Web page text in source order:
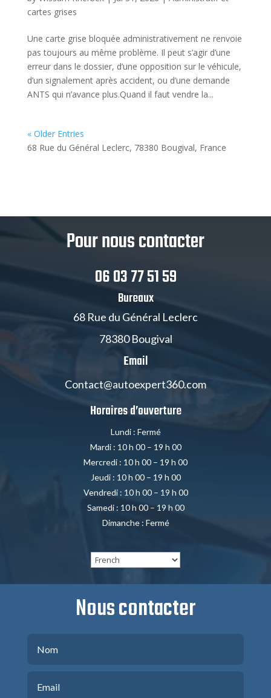
cartes grises
Une carte grise bloquée administrativement ne renvoie
pas toujours au même problème. Il peut s’agir d’une
erreur dans le dossier, d’une opposition sur le véhicule,
d’un signalement après accident, ou d’une demande
ANTS qui n’avance plus.Quand il faut vendre la...
« Older Entries
68 Rue du Général Leclerc, 78380 Bougival, France
Pour nous contacter
06 03 77 51 59
Bureaux
68 Rue du Général Leclerc
78380 Bougival
Email
Contact@autoexpert360.com
Horaires d’ouverture
Lundi : Fermé
Mardi : 10 h 00 – 19 h 00
Mercredi : 10 h 00 – 19 h 00
Jeudi : 10 h 00 – 19 h 00
Vendredi : 10 h 00 – 19 h 00
Samedi : 10 h 00 – 19 h 00
Dimanche : Fermé
Nous contacter